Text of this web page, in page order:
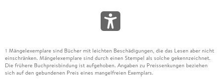
1 Mängelexemplare sind Bücher mit leichten Beschädigungen, die das Lesen aber nicht
einschränken. Mängelexemplare sind durch einen Stempel als solche gekennzeichnet.
Die frühere Buchpreisbindung ist aufgehoben. Angaben zu Preissenkungen beziehen
sich auf den gebundenen Preis eines mangelfreien Exemplars.